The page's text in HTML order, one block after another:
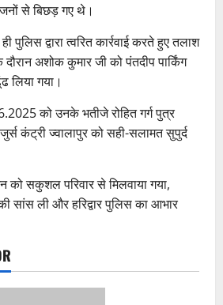
से बिछड़ गए थे।
पुलिस द्वारा त्वरित कार्रवाई करते हुए तलाश
अशोक कुमार जी को पंतदीप पार्किंग
लिया गया।
को उनके भतीजे रोहित गर्ग पुत्र
जुर्स कंट्री ज्वालापुर को सही-सलामत सुपुर्द
को सकुशल परिवार से मिलवाया गया,
सांस ली और हरिद्वार पुलिस का आभार